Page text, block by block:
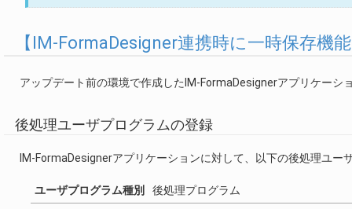
【IM-FormaDesigner連携時に一時保存機
アップデート前の環境で作成したIM-FormaDesignerアプリケー
後処理ユーザプログラムの登録
IM-FormaDesignerアプリケーションに対して、以下の後処理ユー
ユーザプログラム種別 後処理プログラム